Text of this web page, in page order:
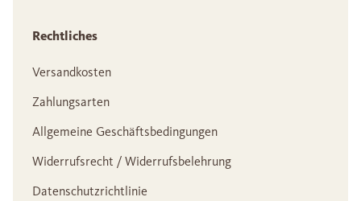
Rechtliches
Versandkosten
Zahlungsarten
Allgemeine Geschäftsbedingungen
Widerrufsrecht / Widerrufsbelehrung
Datenschutzrichtlinie